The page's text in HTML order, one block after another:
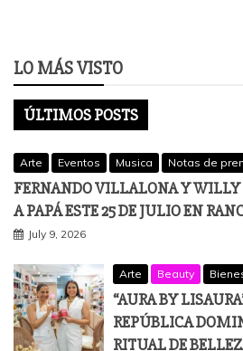
LO MÁS VISTO
ÚLTIMOS POSTS
Arte Eventos Musica Notas de
FERNANDO VILLALONA Y WILLY
A PAPÁ ESTE 25 DE JULIO EN
July 9, 2026
Arte Beauty
“AURA BY
REPÚBLICA
RITUAL DE